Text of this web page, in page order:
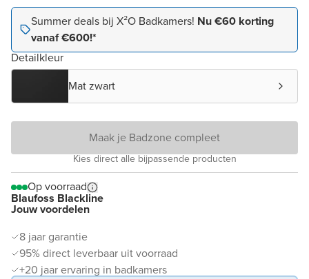
Blaufoss Blackline
Jouw voordelen
8 jaar garantie
95% direct leverbaar uit voorraad
+20 jaar ervaring in badkamers
Summer deals bij X²O Badkamers! Nu €60 korting
vanaf €600!*
Detailkleur
Mat zwart
Maak je Badzone compleet
Kies direct alle bijpassende producten
Op voorraad